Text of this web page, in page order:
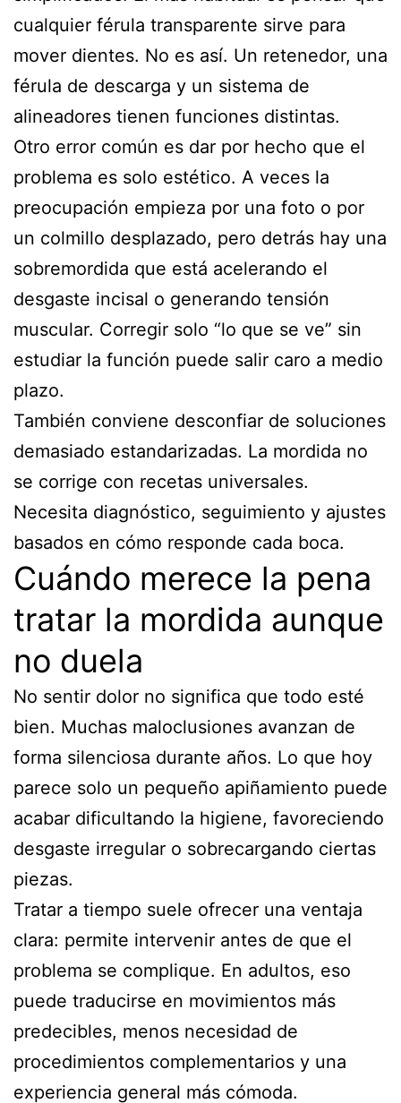
cualquier férula transparente sirve para
mover dientes. No es así. Un retenedor, una
férula de descarga y un sistema de
alineadores tienen funciones distintas.
Otro error común es dar por hecho que el
problema es solo estético. A veces la
preocupación empieza por una foto o por
un colmillo desplazado, pero detrás hay una
sobremordida que está acelerando el
desgaste incisal o generando tensión
muscular. Corregir solo “lo que se ve” sin
estudiar la función puede salir caro a medio
plazo.
También conviene desconfiar de soluciones
demasiado estandarizadas. La mordida no
se corrige con recetas universales.
Necesita diagnóstico, seguimiento y ajustes
basados en cómo responde cada boca.
Cuándo merece la pena
tratar la mordida aunque
no duela
No sentir dolor no significa que todo esté
bien. Muchas maloclusiones avanzan de
forma silenciosa durante años. Lo que hoy
parece solo un pequeño apiñamiento puede
acabar dificultando la higiene, favoreciendo
desgaste irregular o sobrecargando ciertas
piezas.
Tratar a tiempo suele ofrecer una ventaja
clara: permite intervenir antes de que el
problema se complique. En adultos, eso
puede traducirse en movimientos más
predecibles, menos necesidad de
procedimientos complementarios y una
experiencia general más cómoda.